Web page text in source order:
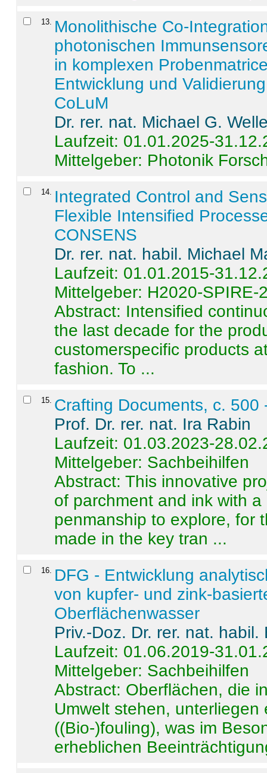
13
Monolithische Co-
photonischen
in komplexen
Entwicklung und
CoLuM
Dr. rer. nat. Michael G.
Laufzeit: 01.01.2025-
Mittelgeber: Photonik
14
Integrated Control and
Flexible Intensified
CONSENS
Dr. rer. nat. habil. Michael
Laufzeit: 01.01.2015-
Mittelgeber: H2020-SPIRE-
Abstract: Intensified
the last decade for the
customerspecific products
fashion. To ...
15 Crafting Documents, c. 500
Prof. Dr. rer. nat. Ira Rabin
Laufzeit: 01.03.2023-
Mittelgeber: Sachbeihilfen
Abstract:This innovative
of parchment and ink with
penmanship to explore, for
made in the key tran ...
16
DFG - Entwicklung
von kupfer- und zink-
Oberflächenwasser
Priv.-Doz. Dr. rer. nat.
Laufzeit: 01.06.2019-
Mittelgeber: Sachbeihilfen
Abstract: Oberflächen, die
Umwelt stehen,
((Bio-)fouling), was im
erheblichen